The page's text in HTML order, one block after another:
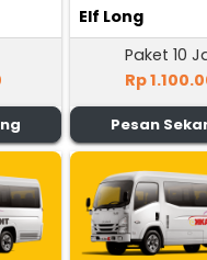
Elf Long
Paket 10
Rp
Pesan